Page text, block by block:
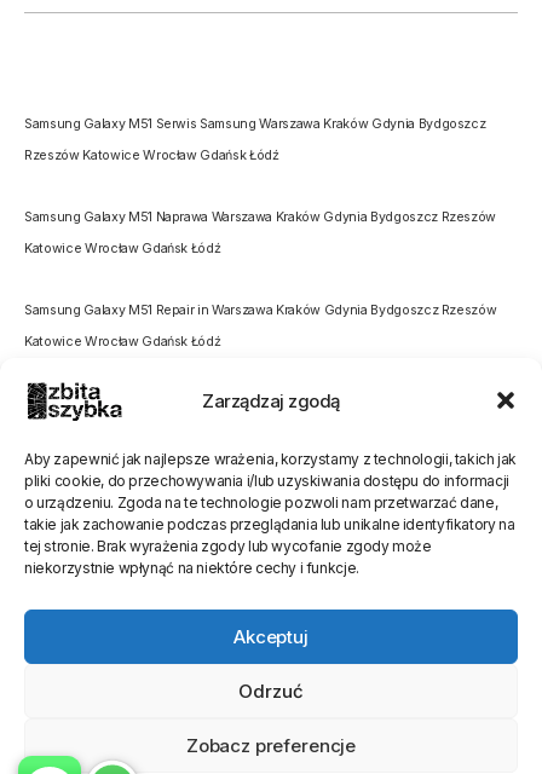
Zarządzaj zgodą
Aby zapewnić jak najlepsze wrażenia, korzystamy z technologii, takich jak
pliki cookie, do przechowywania i/lub uzyskiwania dostępu do informacji
o urządzeniu. Zgoda na te technologie pozwoli nam przetwarzać dane,
takie jak zachowanie podczas przeglądania lub unikalne identyfikatory na
tej stronie. Brak wyrażenia zgody lub wycofanie zgody może
niekorzystnie wpłynąć na niektóre cechy i funkcje.
Akceptuj
Odrzuć
Zobacz preferencje
Samsung Galaxy M51 Serwis Samsung Warszawa Kraków Gdynia Bydgoszcz
Rzeszów Katowice Wrocław Gdańsk Łódź
Samsung Galaxy M51 Naprawa Warszawa Kraków Gdynia Bydgoszcz Rzeszów
Katowice Wrocław Gdańsk Łódź
Samsung Galaxy M51 Repair in Warszawa Kraków Gdynia Bydgoszcz Rzeszów
Katowice Wrocław Gdańsk Łódź
Oceń stronę
[Ocen:0Średnia: